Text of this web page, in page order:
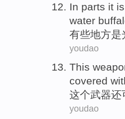
In parts it is
water
有些地方是
youdao
This
covered
这个武器还
youdao